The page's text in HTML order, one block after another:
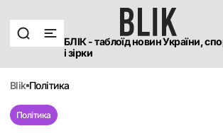
БЛІК - таблоїд новин України,
і зірки
blik політика
Політика